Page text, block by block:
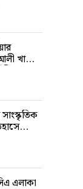
খানের
:
এলাকা